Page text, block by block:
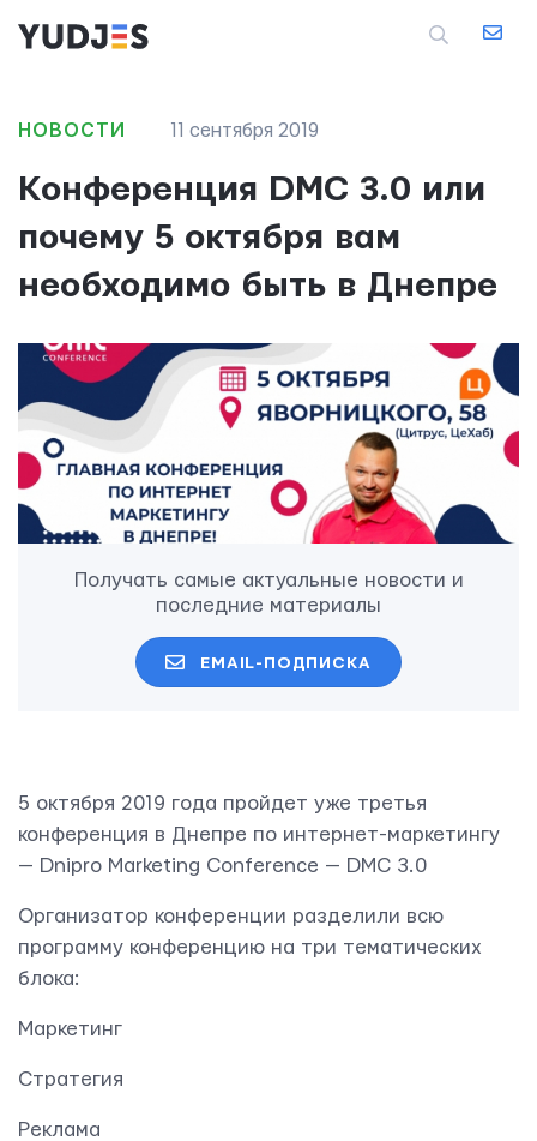
НОВОСТИ 11 сентября 2019
Конференция DMC 3.0 или
почему 5 октября вам
необходимо быть в Днепре
Получать самые актуальные новости и
последние материалы
EMAIL-ПОДПИСКА
5 октября 2019 года пройдет уже третья
конференция в Днепре по интернет-маркетингу
— Dnipro Marketing Conference — DMC 3.0
Организатор конференции разделили всю
программу конференцию на три тематических
блока:
Маркетинг
Стратегия
Реклама